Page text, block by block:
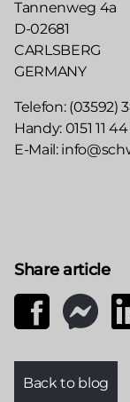
Tannenweg 4a
D-02681
CARLSBERG
GERMANY
Telefon: (03592)
Handy: 0151 11
E-Mail:
Share article
Back to blog